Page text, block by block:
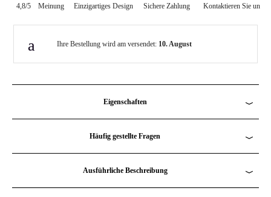
4,8/5 Meinung Einzigartiges Design Sichere Zahlung Kontaktieren Sie un
Ihre Bestellung wird am versendet: 10. August
Eigenschaften
Breite: 20,5 cm
Material: Rostfreier Stahl 0,30 mm
Häufig gestellte Fragen
Häufig gestellte Fragen
Ausführliche Beschreibung